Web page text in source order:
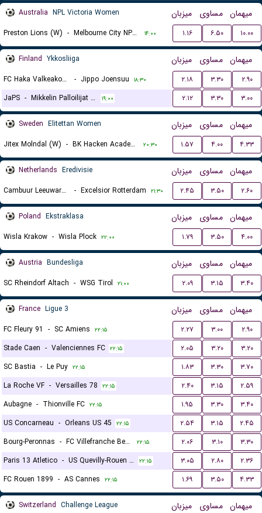
Australia NPL Victoria Women میزبان مساوی میهمان
Preston Lions (W) - Melbourne City NPL (W) ۱۴:۰۰ ۱.۱۶ ۶.۵۰ ۱۰.۰۰
Finland Ykkosliiga میزبان مساوی میهمان
FC Haka Valkeakoski - Jippo Joensuu ۱۸:۳۰ ۲.۱۸ ۳.۳۰
۲.۹۰
JaPS - Mikkelin Palloilijat MP ۱۹:۰۰ ۲.۱۲ ۳.۳۰ ۳.۰۰
Sweden Elitettan Women میزبان مساوی میهمان
Jitex Molndal (W) - BK Hacken Academy (W) ۲۰:۳۰ ۱.۵۷ ۴.۰۰ ۴.۳۳
Netherlands Eredivisie میزبان مساوی میهمان
Cambuur Leeuwarden - Excelsior Rotterdam ۲۱:۳۰ ۲.۴۵ ۳.۵۰ ۲.۶۰
Poland Ekstraklasa میزبان مساوی میهمان
Wisla Krakow - Wisla Plock ۲۲:۰۰ ۱.۷۹ ۳.۵۰ ۴.۰۰
Austria Bundesliga میزبان مساوی میهمان
SC Rheindorf Altach - WSG Tirol ۲۱:۰۰ ۲.۰۹ ۳.۱۵ ۳.۴۰
France Ligue 3 میزبان مساوی میهمان
FC Fleury 91 - SC Amiens ۲۲:۱۵ ۲.۲۷ ۳.۰۰
۲.۹۰
Stade Caen - Valenciennes FC ۲۲:۱۵ ۲.۰۵ ۳.۲۰
۳.۲۰
SC Bastia - Le Puy ۲۲:۱۵ ۱.۸۳ ۳.۳۰
۳.۷۰
La Roche VF - Versailles 78 ۲۲:۱۵ ۲.۴۰ ۳.۱۵
۲.۵۹
Aubagne - Thionville FC ۲۲:۱۵ ۱.۹۵ ۳.۳۰
۳.۴۰
US Concarneau - Orleans US 45 ۲۲:۱۵ ۲.۵۴ ۳.۱۵
۲.۴۵
Bourg-Peronnas - FC Villefranche Beaujolais ۲۲:۱۵ ۲.۰۶ ۳.۱۰
۳.۳۰
Paris 13 Atletico - US Quevilly-Rouen Métropole ۲۲:۱۵ ۳.۰۵ ۲.۸۰
۲.۳۶
FC Rouen 1899 - AS Cannes ۲۲:۱۵ ۱.۶۹ ۳.۵۰ ۴.۳۳
Switzerland Challenge League میزبان مساوی میهمان